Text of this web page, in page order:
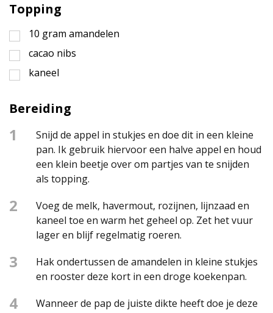
Topping
10 gram amandelen
cacao nibs
kaneel
Bereiding
1
Snijd de appel in stukjes en doe dit in een kleine
pan. Ik gebruik hiervoor een halve appel en houd
een klein beetje over om partjes van te snijden
als topping.
2
Voeg de melk, havermout, rozijnen, lijnzaad en
kaneel toe en warm het geheel op. Zet het vuur
lager en blijf regelmatig roeren.
3
Hak ondertussen de amandelen in kleine stukjes
en rooster deze kort in een droge koekenpan.
4
Wanneer de pap de juiste dikte heeft doe je deze